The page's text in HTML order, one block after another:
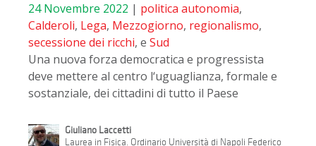
24 Novembre 2022 | politica autonomia,
Calderoli, Lega, Mezzogiorno, regionalismo,
secessione dei ricchi, e Sud
Una nuova forza democratica e progressista
deve mettere al centro l‘uguaglianza, formale e
sostanziale, dei cittadini di tutto il Paese
Giuliano Laccetti
Laurea in Fisica. Ordinario Università di Napoli Federico